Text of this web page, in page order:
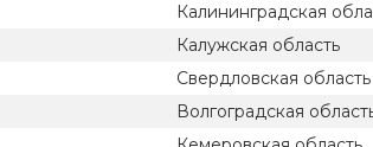
Калининградская
Калужская область
Свердловская область
Волгоградская